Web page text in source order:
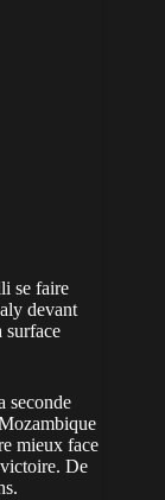
se faire
devant
surface
seconde
mieux face
De